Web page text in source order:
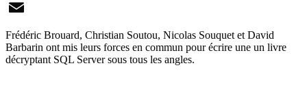
X
Email
Frédéric Brouard, Christian Soutou, Nicolas Souquet et David
Barbarin ont mis leurs forces en commun pour écrire une un livre
décryptant SQL Server sous tous les angles.